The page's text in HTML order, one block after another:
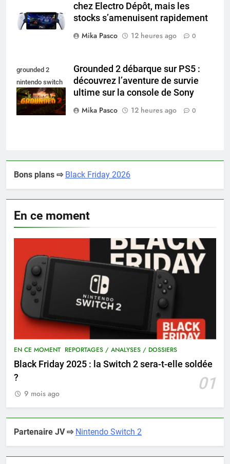
chez Electro Dépôt, mais les
stocks s’amenuisent rapidement
Mika Pasco
12 heures ago 0
grounded 2
nintendo switch
2
Grounded 2 débarque sur PS5 :
découvrez l’aventure de survie
ultime sur la console de Sony
Mika Pasco
12 heures ago 0
Bons plans ⇨ Black Friday 2026
En ce moment
EN CE MOMENT REPORTAGES / ANALYSES / DOSSIERS
Black Friday 2025 : la Switch 2 sera-t-elle soldée
?
01
9 mois ago
Partenaire JV ⇨ Nintendo Switch 2